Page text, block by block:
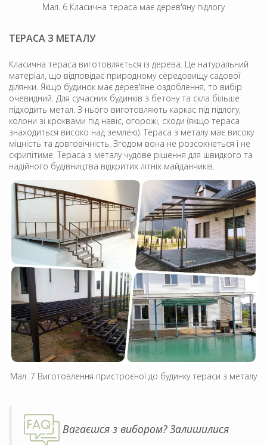
Мал. 6 Класична тераса має дерев'яну підлогу
ТЕРАСА З МЕТАЛУ
Класична тераса виготовляється із дерева. Це натуральний
матеріал, що відповідає природному середовищу садової
ділянки. Якщо будинок має дерев'яне оздоблення, то вибір
очевидний. Для сучасних будинків з бетону та скла більше
підходить метал. З нього виготовляють каркас під підлогу,
колони зі кроквами під навіс, огорожі, сходи (якщо тераса
знаходиться високо над землею). Тераса з металу має високу
міцність та довговічність. Згодом вона не розсохнеться і не
скрипітиме. Тераса з металу чудове рішення для швидкого та
надійного будівництва відкритих літніх майданчиків.
Мал. 7 Виготовлення пристроєної до будинку тераси з металу
Вагаєшся з вибором? Залишилися